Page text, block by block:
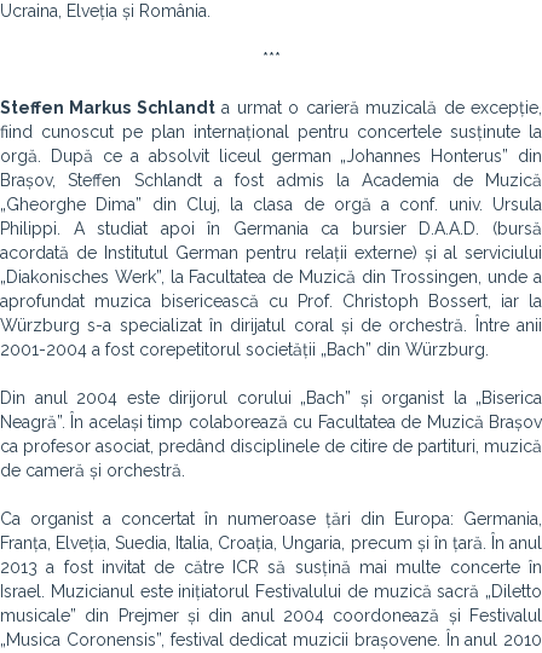
Ucraina, Elveția și România.
***
Steffen Markus Schlandta urmat o carieră muzicală de excepție,
fiind cunoscut pe plan internațional pentru concertele susținute la
orgă. După ce a absolvit liceul german „Johannes Honterus” din
Brașov, Steffen Schlandt a fost admis la Academia de Muzică
„Gheorghe Dima” din Cluj, la clasa de orgă a conf. univ. Ursula
Philippi. A studiat apoi în Germania ca bursier D.A.A.D. (bursă
acordată de Institutul German pentru relații externe) și al serviciului
„Diakonisches Werk”, la Facultatea de Muzică din Trossingen, unde a
aprofundat muzica bisericească cu Prof. Christoph Bossert, iar la
Würzburg s-a specializat în dirijatul coral și de orchestră. Între anii
2001-2004 a fost corepetitorul societății „Bach” din Würzburg.
Din anul 2004 este dirijorul corului „Bach” și organist la „Biserica
Neagră”. În același timp colaborează cu Facultatea de Muzică Brașov
ca profesor asociat, predând disciplinele de citire de partituri, muzică
de cameră și orchestră.
Ca organist a concertat în numeroase țări din Europa: Germania,
Franța, Elveția, Suedia, Italia, Croația, Ungaria, precum și în țară. În anul
2013 a fost invitat de către ICR să susțină mai multe concerte în
Israel. Muzicianul este inițiatorul Festivalului de muzică sacră „Diletto
musicale” din Prejmer și din anul 2004 coordonează și Festivalul
„Musica Coronensis”, festival dedicat muzicii brașovene. În anul 2010